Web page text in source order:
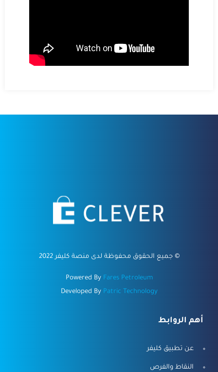
©جميع الحقوق محفوظة لدى منصة كليفر 2022
Powered By Fares Petroleum
Developed By Patric Technology
أهم الروابط
عن تطبيق كليفر
النقاط والفرص